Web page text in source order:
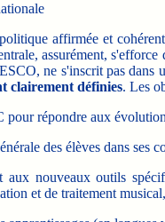
affirmée et
assurément,
ne s'inscrit pas dans
clairement définies. Les
répondre aux
des élèves dans ses
aux nouveaux outils
et de traitement